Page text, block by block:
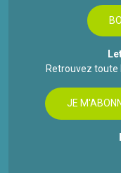
Retrouvez toute
JE